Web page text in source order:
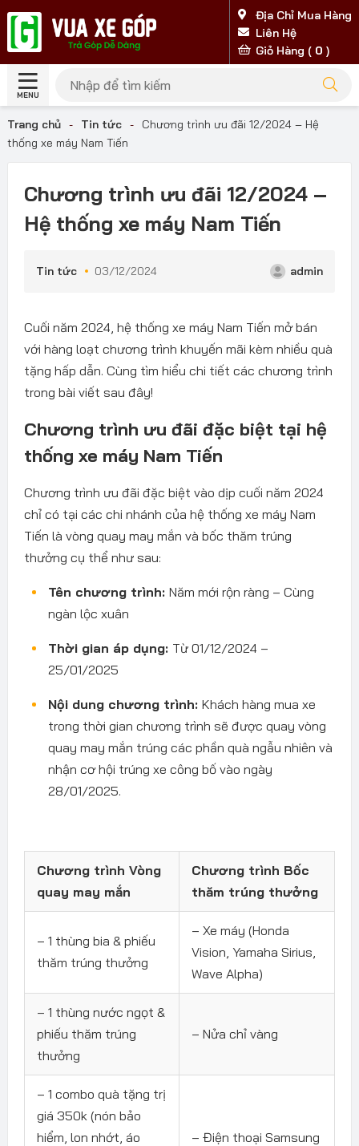
Địa Chỉ Mua Hàng
Liên Hệ
Giỏ Hàng ( 0 )
MENU
Trang chủ - Tin tức -
Chương trình ưu đãi 12/2024 – Hệ
thống xe máy Nam Tiến
Chương trình ưu đãi 12/2024 –
Hệ thống xe máy Nam Tiến
Tin tức 03/12/2024 admin
Cuối năm 2024, hệ thống xe máy Nam Tiến mở bán
với hàng loạt chương trình khuyến mãi kèm nhiều quà
tặng hấp dẫn. Cùng tìm hiểu chi tiết các chương trình
trong bài viết sau đây!
Chương trình ưu đãi đặc biệt tại hệ
thống xe máy Nam Tiến
Chương trình ưu đãi đặc biệt vào dịp cuối năm 2024
chỉ có tại các chi nhánh của hệ thống xe máy Nam
Tiến là vòng quay may mắn và bốc thăm trúng
thưởng cụ thể như sau:
Tên chương trình: Năm mới rộn ràng – Cùng
ngàn lộc xuân
Thời gian áp dụng: Từ 01/12/2024 –
25/01/2025
Nội dung chương trình: Khách hàng mua xe
trong thời gian chương trình sẽ được quay vòng
quay may mắn trúng các phần quà ngẫu nhiên và
nhận cơ hội trúng xe công bố vào ngày
28/01/2025.
Chương trình Vòng
quay may mắn
Chương trình Bốc
thăm trúng thưởng
– 1 thùng bia & phiếu
thăm trúng thưởng
– Xe máy (Honda
Vision, Yamaha Sirius,
Wave Alpha)
– 1 thùng nước ngọt &
phiếu thăm trúng
thưởng
– Nửa chỉ vàng
– 1 combo quà tặng trị
giá 350k (nón bảo
hiểm, lon nhớt, áo
– Điện thoại Samsung